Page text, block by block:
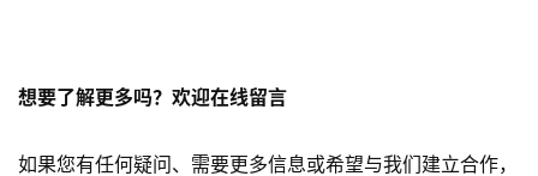
营
想要了解更多吗？欢迎在线留言
如果您有任何疑问、需要更多信息或希望与我们建立合作，